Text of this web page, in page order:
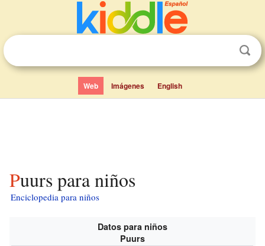
Web Imágenes English
Puurs para niños
Enciclopedia para niños
Datos para niños
Puurs